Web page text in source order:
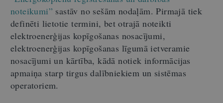
noteikumi” sastāv no sešām nodaļām. Pirmajā tiek
definēti lietotie termini, bet otrajā noteikti
elektroenerģijas kopīgošanas nosacījumi,
elektroenerģijas kopīgošanas līgumā ietveramie
nosacījumi un kārtība, kādā notiek informācijas
apmaiņa starp tirgus dalībniekiem un sistēmas
operatoriem.